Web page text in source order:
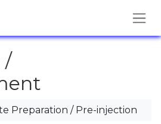
/
Preparation / Pre-injection